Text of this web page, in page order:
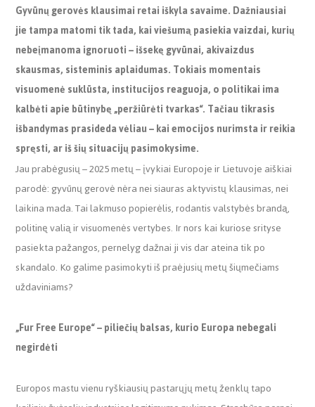
Gyvūnų gerovės klausimai retai iškyla savaime. Dažniausiai
jie tampa matomi tik tada, kai viešumą pasiekia vaizdai, kurių
nebeįmanoma ignoruoti – išsekę gyvūnai, akivaizdus
skausmas, sisteminis aplaidumas. Tokiais momentais
visuomenė suklūsta, institucijos reaguoja, o politikai ima
kalbėti apie būtinybę „peržiūrėti tvarkas“. Tačiau tikrasis
išbandymas prasideda vėliau – kai emocijos nurimsta ir reikia
spręsti, ar iš šių situacijų pasimokysime.
Jau prabėgusių – 2025 metų – įvykiai Europoje ir Lietuvoje aiškiai
parodė: gyvūnų gerovė nėra nei siauras aktyvistų klausimas, nei
laikina mada. Tai lakmuso popierėlis, rodantis valstybės brandą,
politinę valią ir visuomenės vertybes. Ir nors kai kuriose srityse
pasiekta pažangos, pernelyg dažnai ji vis dar ateina tik po
skandalo. Ko galime pasimokyti iš praėjusių metų šiųmečiams
uždaviniams?
„Fur Free Europe“ – piliečių balsas, kurio Europa nebegali
negirdėti
Europos mastu vienu ryškiausių pastarųjų metų ženklų tapo